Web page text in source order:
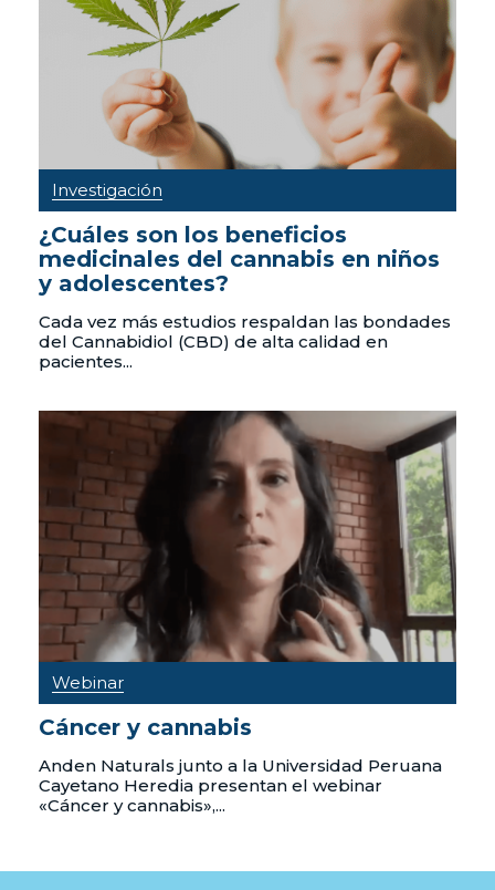
Investigación
¿Cuáles son los beneficios
medicinales del cannabis en niños
y adolescentes?
Cada vez más estudios respaldan las bondades
del Cannabidiol (CBD) de alta calidad en
pacientes...
Webinar
Cáncer y cannabis
Anden Naturals junto a la Universidad Peruana
Cayetano Heredia presentan el webinar
«Cáncer y cannabis»,...